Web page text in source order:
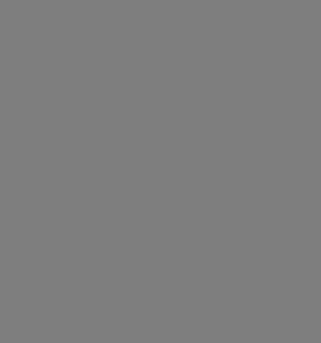
Överklaga beslut, rättssäkerhet
E-tjänster, självservice
Service och kvalitetsarbete
Mänskliga rättigheter
Projektfinansiering
Internationellt arbete
Press- och informationsmaterial
Dataskydd, personuppgifter